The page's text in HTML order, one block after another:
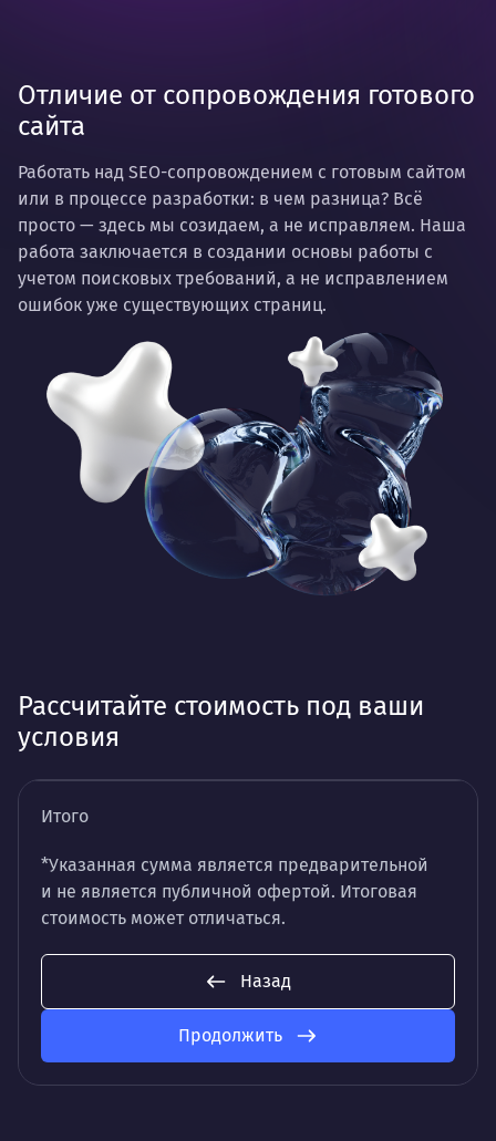
Отличие от сопровождения готового
сайта
Работать над SEO-сопровождением с готовым сайтом
или в процессе разработки: в чем разница? Всё
просто — здесь мы созидаем, а не исправляем. Наша
работа заключается в создании основы работы с
учетом поисковых требований, а не исправлением
ошибок уже существующих страниц.
Рассчитайте стоимость под ваши
условия
Итого
*Указанная сумма является предварительной
и не является публичной офертой. Итоговая
стоимость может отличаться.
Назад
Продолжить